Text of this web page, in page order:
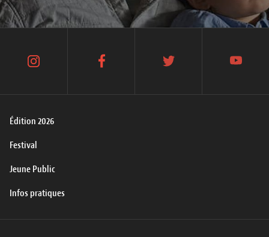
Édition 2026
Festival
Jeune Public
Infos pratiques
instagram facebook twitter youtube